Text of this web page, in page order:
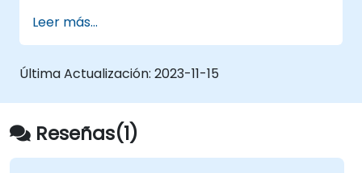
Generar datos dinámicos en una solicitud.
Documentar y organizar pruebas en
colecciones para la revisión del equipo.
Leer más...
Última Actualización: 2023-11-15
Reseñas(1)